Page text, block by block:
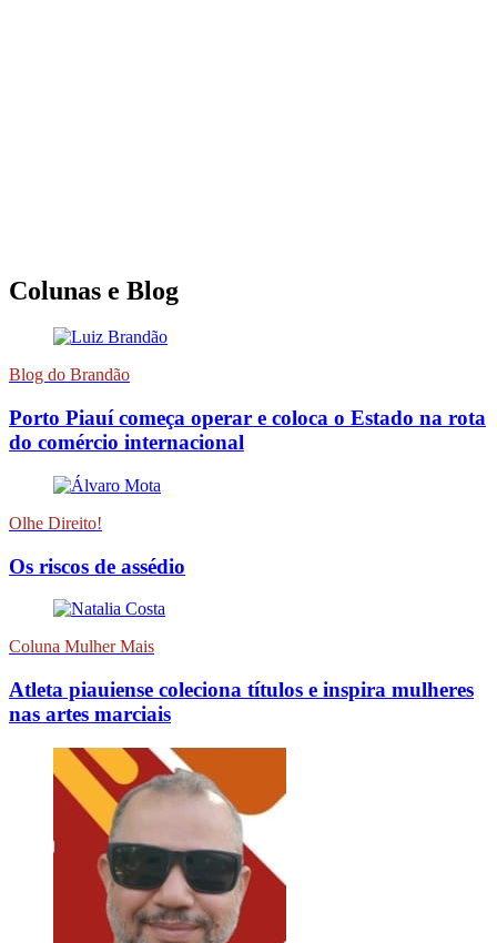
Colunas e Blog
Blog do Brandão
Porto Piauí começa operar e coloca o Estado na rota
do comércio internacional
Olhe Direito!
Os riscos de assédio
Coluna Mulher Mais
Atleta piauiense coleciona títulos e inspira mulheres
nas artes marciais